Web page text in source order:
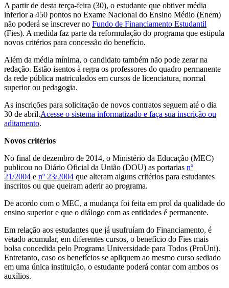
A partir de desta terça-feira (30), o estudante que obtiver média
inferior a 450 pontos no Exame Nacional do Ensino Médio (Enem)
não poderá se inscrever no Fundo de Financiamento Estudantil
(Fies). A medida faz parte da reformulação do programa que estipula
novos critérios para concessão do benefício.
Além da média mínima, o candidato também não pode zerar na
redação. Estão isentos à regra os professores do quadro permanente
da rede pública matriculados em cursos de licenciatura, normal
superior ou pedagogia.
As inscrições para solicitação de novos contratos seguem até o dia
30 de abril.Acesse o sistema informatizado e faça sua inscrição ou
aditamento.
Novos critérios
No final de dezembro de 2014, o Ministério da Educação (MEC)
publicou no Diário Oficial da União (DOU) as portarias nº
21/2004 e nº 23/2004 que alteram alguns critérios para estudantes
inscritos ou que queiram aderir ao programa.
De acordo com o MEC, a mudança foi feita em prol da qualidade do
ensino superior e que o diálogo com as entidades é permanente.
Em relação aos estudantes que já usufruíam do Financiamento, é
vetado acumular, em diferentes cursos, o benefício do Fies mais
bolsa concedida pelo Programa Universidade para Todos (ProUni).
Entretanto, caso os benefícios se apliquem ao mesmo curso sediado
em uma única instituição, o estudante poderá contar com ambos os
auxílios.